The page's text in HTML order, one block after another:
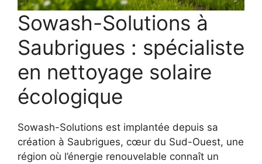
Sowash-Solutions à
Saubrigues : spécialiste
en nettoyage solaire
écologique
Sowash-Solutions est implantée depuis sa
création à Saubrigues, cœur du Sud-Ouest, une
région où l’énergie renouvelable connaît un